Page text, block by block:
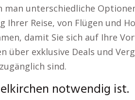
man unterschiedliche
Ihrer Reise, von Flügen und
damit Sie sich auf Ihre
über exklusive Deals und
sind.
notwendig ist.